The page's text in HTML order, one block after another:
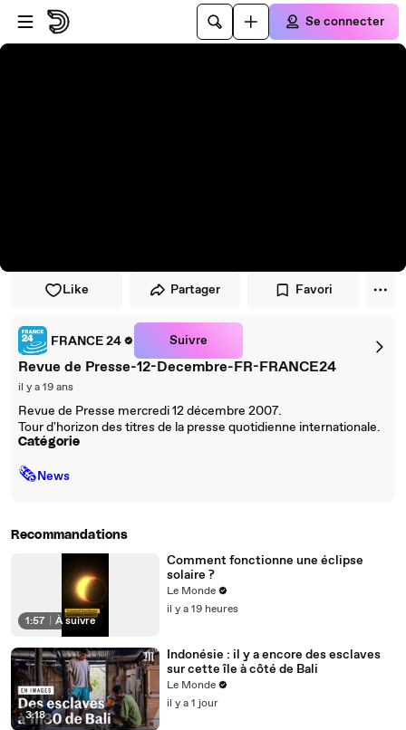
Passer au player
Passer au contenu principal
Se connecter
Like Partager Favori
FRANCE 24 Suivre
Revue de Presse-12-Decembre-FR-FRANCE24
il y a 19 ans
Revue de Presse mercredi 12 décembre 2007.
Tour d'horizon des titres de la presse quotidienne internationale.
Catégorie
🗞News
Recommandations
1:57 À suivre
Comment fonctionne une éclipse
solaire ?
Le Monde
il y a 19 heures
3:18
Indonésie : il y a encore des esclaves
sur cette île à côté de Bali
Le Monde
il y a 1 jour